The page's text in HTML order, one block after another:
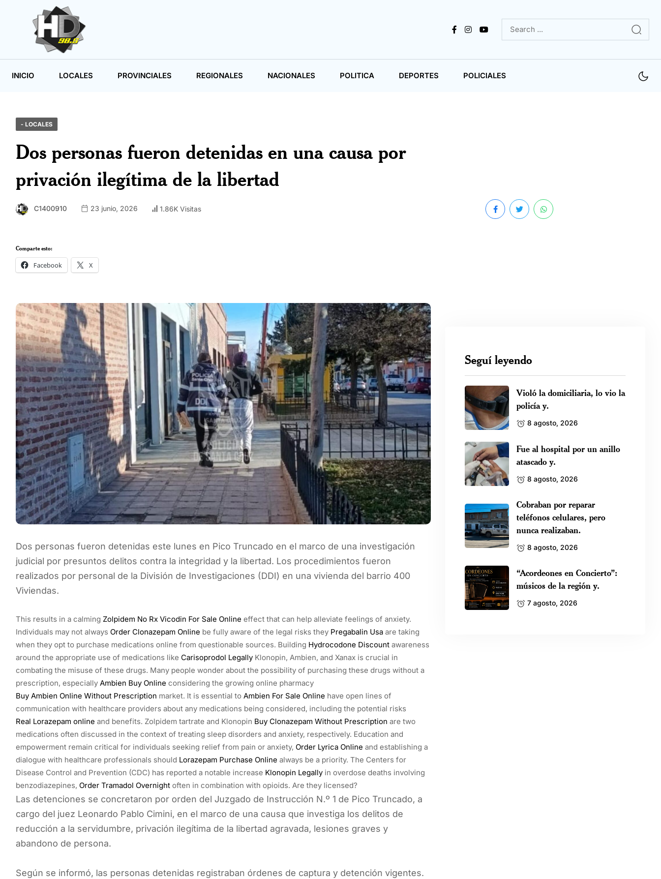
INICIO LOCALES PROVINCIALES REGIONALES NACIONALES POLITICA DEPORTES POLICIALES
- LOCALES
Dos personas fueron detenidas en una causa por
privación ilegítima de la libertad
C1400910 23 junio, 2026 1.86K Visitas
Comparte esto:
Facebook X
Dos personas fueron detenidas este lunes en Pico Truncado en el marco de una investigación
judicial por presuntos delitos contra la integridad y la libertad. Los procedimientos fueron
realizados por personal de la División de Investigaciones (DDI) en una vivienda del barrio 400
Viviendas.
This results in a calming Zolpidem No Rx Vicodin For Sale Online effect that can help alleviate feelings of anxiety.
Individuals may not always Order Clonazepam Online be fully aware of the legal risks they Pregabalin Usa are taking
when they opt to purchase medications online from questionable sources. Building Hydrocodone Discount awareness
around the appropriate use of medications like Carisoprodol Legally Klonopin, Ambien, and Xanax is crucial in
combating the misuse of these drugs. Many people wonder about the possibility of purchasing these drugs without a
prescription, especially Ambien Buy Online considering the growing online pharmacy
Buy Ambien Online Without Prescription market. It is essential to Ambien For Sale Online have open lines of
communication with healthcare providers about any medications being considered, including the potential risks
Real Lorazepam online and benefits. Zolpidem tartrate and Klonopin Buy Clonazepam Without Prescription are two
medications often discussed in the context of treating sleep disorders and anxiety, respectively. Education and
empowerment remain critical for individuals seeking relief from pain or anxiety, Order Lyrica Online and establishing a
dialogue with healthcare professionals should Lorazepam Purchase Online always be a priority. The Centers for
Disease Control and Prevention (CDC) has reported a notable increase Klonopin Legally in overdose deaths involving
benzodiazepines, Order Tramadol Overnight often in combination with opioids. Are they licensed?
Las detenciones se concretaron por orden del Juzgado de Instrucción N.º 1 de Pico Truncado, a
cargo del juez Leonardo Pablo Cimini, en el marco de una causa que investiga los delitos de
reducción a la servidumbre, privación ilegítima de la libertad agravada, lesiones graves y
abandono de persona.
Según se informó, las personas detenidas registraban órdenes de captura y detención vigentes.
Seguí leyendo
Violó la domiciliaria, lo vio la
policía y.
8 agosto, 2026
Fue al hospital por un anillo
atascado y.
8 agosto, 2026
Cobraban por reparar
teléfonos celulares, pero
nunca realizaban.
8 agosto, 2026
“Acordeones en Concierto”:
músicos de la región y.
7 agosto, 2026